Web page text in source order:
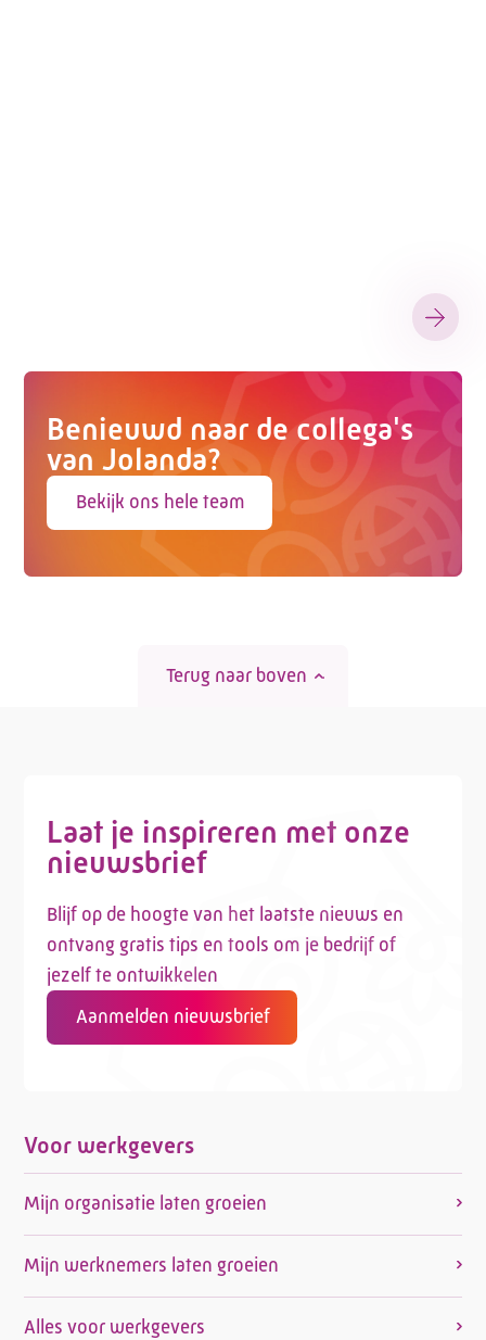
Benieuwd naar de collega's
van Jolanda?
Bekijk ons hele team
Terug naar boven
Laat je inspireren met onze
nieuwsbrief
Blijf op de hoogte van het laatste nieuws en
ontvang gratis tips en tools om je bedrijf of
jezelf te ontwikkelen
Aanmelden nieuwsbrief
Voor werkgevers
Mijn organisatie laten groeien
Mijn werknemers laten groeien
Alles voor werkgevers